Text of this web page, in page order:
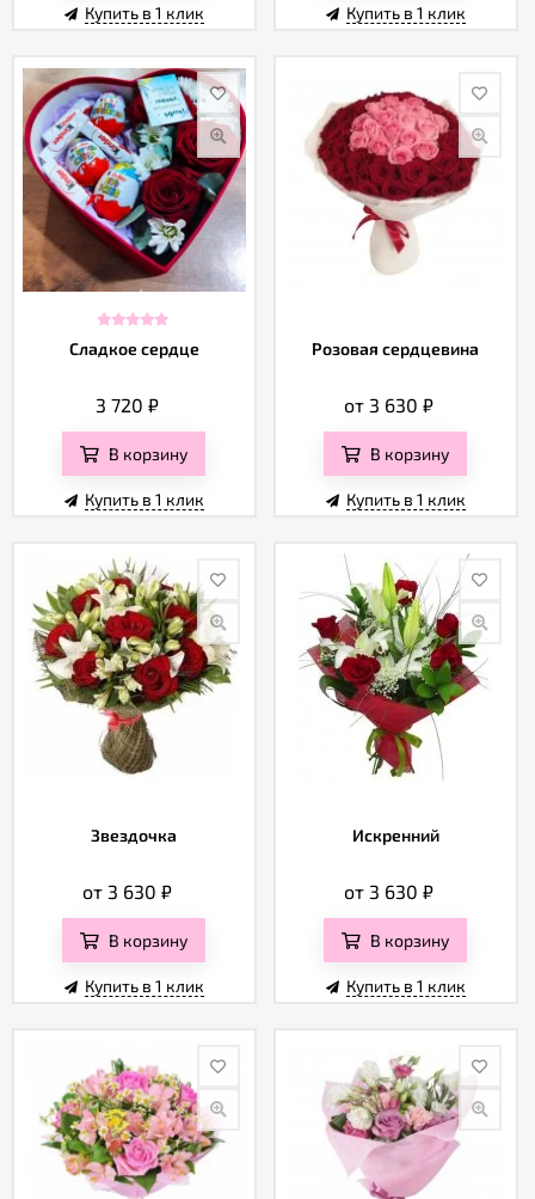
Купить в 1 клик Купить в 1 клик
Сладкое сердце
3 720 ₽
В корзину
Купить в 1 клик
Розовая сердцевина
от 3 630 ₽
В корзину
Купить в 1 клик
Звездочка
от 3 630 ₽
В корзину
Купить в 1 клик
Искренний
от 3 630 ₽
В корзину
Купить в 1 клик